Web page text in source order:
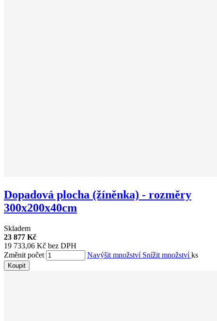
Dopadová plocha (žíněnka) - rozměry
300x200x40cm
Skladem
23 877 Kč
19 733,06 Kč bez DPH
Změnit počet
Navýšit množství Snížit množstvíks
Koupit